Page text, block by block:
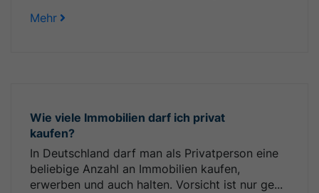
Mehr
Wie viele Immobilien darf ich privat
kaufen?
In Deutschland darf man als Privatperson eine
beliebige Anzahl an Immobilien kaufen,
erwerben und auch halten. Vorsicht ist nur ge...